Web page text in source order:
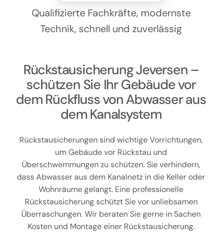
Kontakt
Qualifizierte Fachkräfte, modernste
Technik, schnell und zuverlässig
Rückstausicherung Jeversen –
schützen Sie Ihr Gebäude vor
dem Rückfluss von Abwasser aus
dem Kanalsystem
Rückstausicherungen sind wichtige Vorrichtungen,
um Gebäude vor Rückstau und
Überschwemmungen zu schützen. Sie verhindern,
dass Abwasser aus dem Kanalnetz in die Keller oder
Wohnräume gelangt. Eine professionelle
Rückstausicherung schützt Sie vor unliebsamen
Überraschungen. Wir beraten Sie gerne in Sachen
Kosten und Montage einer Rückstausicherung.